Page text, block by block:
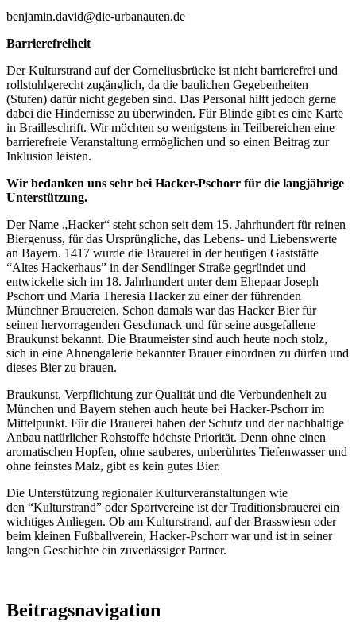
benjamin.david@die-urbanauten.de
Barrierefreiheit
Der Kulturstrand auf der Corneliusbrücke ist nicht barrierefrei und
rollstuhlgerecht zugänglich, da die baulichen Gegebenheiten
(Stufen) dafür nicht gegeben sind. Das Personal hilft jedoch gerne
dabei die Hindernisse zu überwinden. Für Blinde gibt es eine Karte
in Brailleschrift. Wir möchten so wenigstens in Teilbereichen eine
barrierefreie Veranstaltung ermöglichen und so einen Beitrag zur
Inklusion leisten.
Wir bedanken uns sehr bei Hacker-Pschorr für die langjährige
Unterstützung.
Der Name „Hacker“ steht schon seit dem 15. Jahrhundert für reinen
Biergenuss, für das Ursprüngliche, das Lebens- und Liebenswerte
an Bayern. 1417 wurde die Brauerei in der heutigen Gaststätte
“Altes Hackerhaus” in der Sendlinger Straße gegründet und
entwickelte sich im 18. Jahrhundert unter dem Ehepaar Joseph
Pschorr und Maria Theresia Hacker zu einer der führenden
Münchner Brauereien. Schon damals war das Hacker Bier für
seinen hervorragenden Geschmack und für seine ausgefallene
Braukunst bekannt. Die Braumeister sind auch heute noch stolz,
sich in eine Ahnengalerie bekannter Brauer einordnen zu dürfen und
dieses Bier zu brauen.
Braukunst, Verpflichtung zur Qualität und die Verbundenheit zu
München und Bayern stehen auch heute bei Hacker-Pschorr im
Mittelpunkt. Für die Brauerei haben der Schutz und der nachhaltige
Anbau natürlicher Rohstoffe höchste Priorität. Denn ohne einen
aromatischen Hopfen, ohne sauberes, unberührtes Tiefenwasser und
ohne feinstes Malz, gibt es kein gutes Bier.
Die Unterstützung regionaler Kulturveranstaltungen wie
den “Kulturstrand” oder Sportvereine ist der Traditionsbrauerei ein
wichtiges Anliegen. Ob am Kulturstrand, auf der Brasswiesn oder
beim kleinen Fußballverein, Hacker-Pschorr war und ist in seiner
langen Geschichte ein zuverlässiger Partner.
Beitragsnavigation